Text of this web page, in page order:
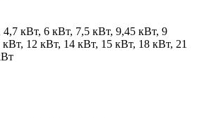
4,7 кВт, 6 кВт, 7,5 кВт, 9,45 кВт, 9
кВт, 12 кВт, 14 кВт, 15 кВт, 18 кВт, 21